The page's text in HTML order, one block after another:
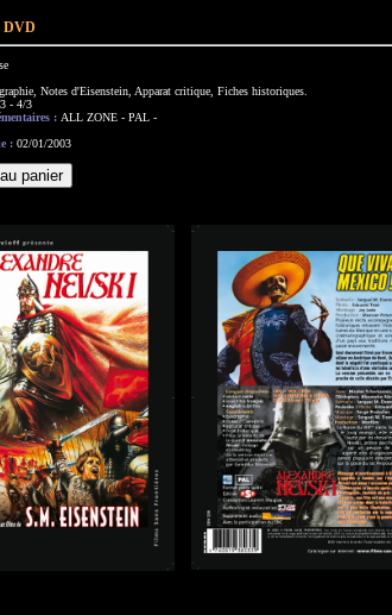
Notes d'Eisenstein, Apparat critique, Fiches historiques.
- 4/3
: ALL ZONE - PAL -
: 02/01/2003